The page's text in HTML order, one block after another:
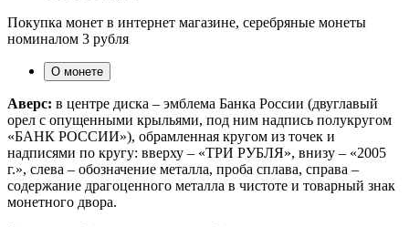
Покупка монет в интернет магазине, серебряные монеты
номиналом 3 рубля
О монете
Аверс: в центре диска – эмблема Банка России (двуглавый
орел с опущенными крыльями, под ним надпись полукругом
«БАНК РОССИИ»), обрамленная кругом из точек и
надписями по кругу: вверху – «ТРИ РУБЛЯ», внизу – «2005
г.», слева – обозначение металла, проба сплава, справа –
содержание драгоценного металла в чистоте и товарный знак
монетного двора.